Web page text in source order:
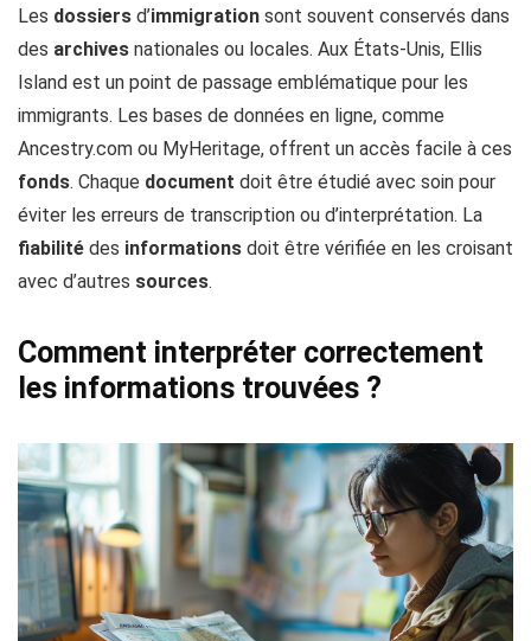
Les dossiers d’immigration sont souvent conservés dans
des archives nationales ou locales. Aux États-Unis, Ellis
Island est un point de passage emblématique pour les
immigrants. Les bases de données en ligne, comme
Ancestry.com ou MyHeritage, offrent un accès facile à ces
fonds. Chaque document doit être étudié avec soin pour
éviter les erreurs de transcription ou d’interprétation. La
fiabilité des informations doit être vérifiée en les croisant
avec d’autres sources.
Comment interpréter correctement
les informations trouvées ?